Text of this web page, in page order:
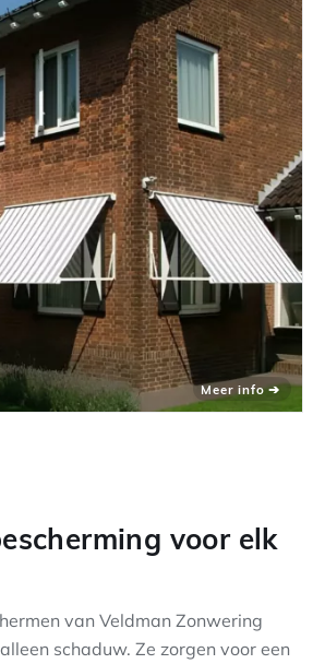
voor elk
van Veldman Zonwering
schaduw. Ze zorgen voor een